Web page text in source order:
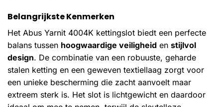
Belangrijkste Kenmerken
Het Abus Yarnit 4004K kettingslot biedt een perfecte
balans tussen hoogwaardige veiligheid en stijlvol
design. De combinatie van een robuuste, geharde
stalen ketting en een geweven textiellaag zorgt voor
een unieke bescherming die zacht aanvoelt maar
extreem sterk is. Het slot is lichtgewicht en daardoor